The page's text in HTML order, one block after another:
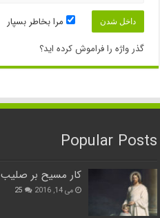
مرا بخاطر بسپار
گذر واژه را فراموش کرده اید؟
Popular Posts
کار مسیح بر صلیب
می 14, 2016 25